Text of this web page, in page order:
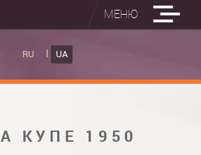
МЕНЮ
RU UA
КУПЕ 1950
ДОШКИ
ДОШКА "РУСАЛКА"